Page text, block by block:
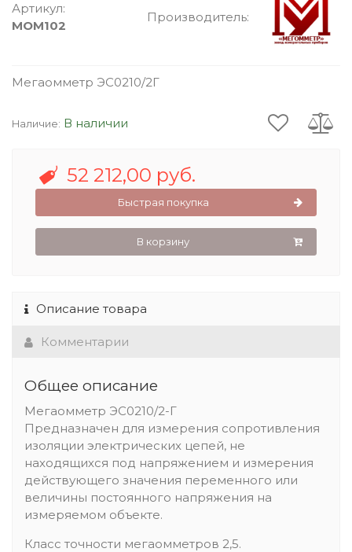
Артикул:
MOM102
Производитель:
Мегаомметр ЭС0210/2Г
Наличие: В наличии
52 212,00 руб.
Быстрая покупка
В корзину
Описание товара
Комментарии
Общее описание
Мегаомметр ЭС0210/2-Г
Предназначен для измерения сопротивления
изоляции электрических цепей, не
находящихся под напряжением и измерения
действующего значения переменного или
величины постоянного напряжения на
измеряемом объекте.
Класс точности мегаомметров 2,5.